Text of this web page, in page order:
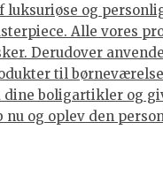
og
Alle vores
Derudover
til
boligartikler og
og oplev den